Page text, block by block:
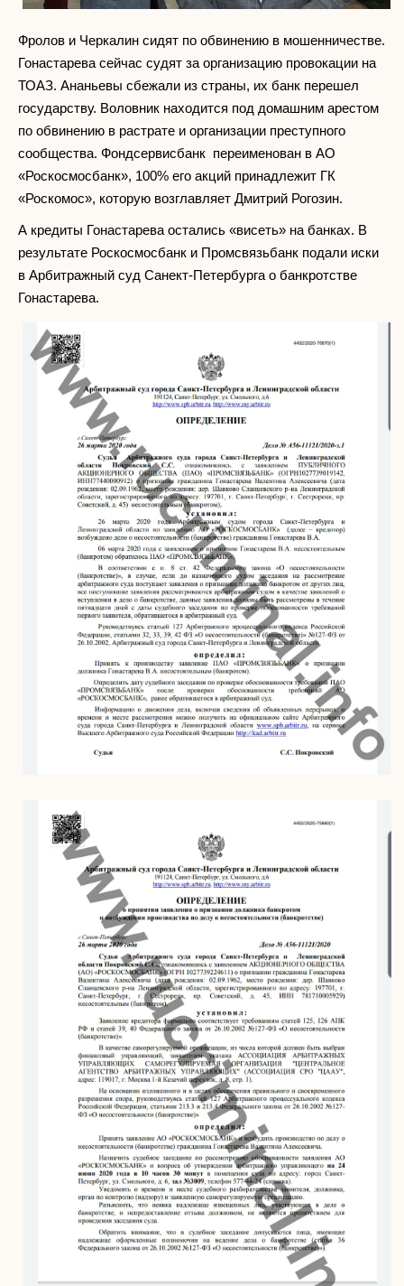
Фролов и Черкалин сидят по обвинению в мошенничестве.
Гонастарева сейчас судят за организацию провокации на
ТОАЗ. Ананьевы сбежали из страны, их банк перешел
государству. Воловник находится под домашним арестом
по обвинению в растрате и организации преступного
сообщества. Фондсервисбанк переименован в АО
«Роскосмосбанк», 100% его акций принадлежит ГК
«Роскомос», которую возглавляет Дмитрий Рогозин.
А кредиты Гонастарева остались «висеть» на банках. В
результате Роскосмосбанк и Промсвязьбанк подали иски
в Арбитражный суд Санект-Петербурга о банкротстве
Гонастарева.